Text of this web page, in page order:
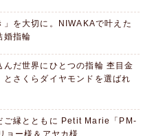
」を大切に。NIWAKAで叶えた
婚指輪
んだ世界にひとつの指輪 杢目金
とさくらダイヤモンドを選ばれ
ご縁とともに Petit Marie「PM-
ョー様＆アヤカ様